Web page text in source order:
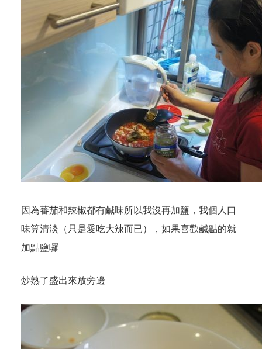
因為蕃茄和辣椒都有鹹味所以我沒再加鹽，我個人口
味算清淡（只是愛吃大辣而已），如果喜歡鹹點的就
加點鹽囉
炒熟了盛出來放旁邊